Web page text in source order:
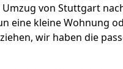
von Stuttgart
eine kleine Wohnung
wir haben die